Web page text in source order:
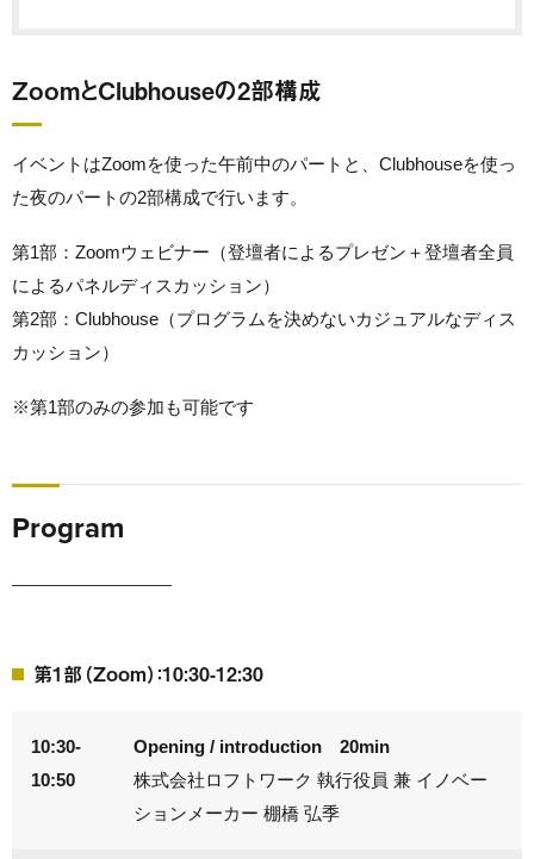
ZoomとClubhouseの2部構成
イベントはZoomを使った午前中のパートと、Clubhouseを使っ
た夜のパートの2部構成で行います。
第1部：Zoomウェビナー（登壇者によるプレゼン＋登壇者全員
によるパネルディスカッション）
第2部：Clubhouse（プログラムを決めないカジュアルなディス
カッション）
※第1部のみの参加も可能です
Program
第1部（Zoom）：10:30-12:30
10:30-
10:50
Opening / introduction 20min
株式会社ロフトワーク 執行役員 兼 イノベー
ションメーカー 棚橋 弘季